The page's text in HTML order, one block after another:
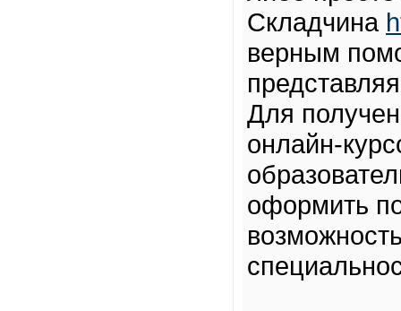
Складчина
верным
Для
онлайн-
оформить